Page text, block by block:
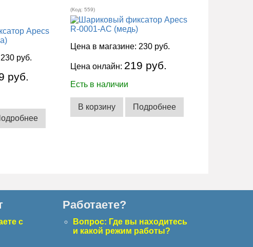
230 руб.
руб.
(Код:559)
Цена в магазине: 230 руб.
Цена онлайн: 219 руб.
Есть в наличии
В корзину Подробнее
с
Работаете?
Вопрос: Где вы находитесь
и какой режим работы?